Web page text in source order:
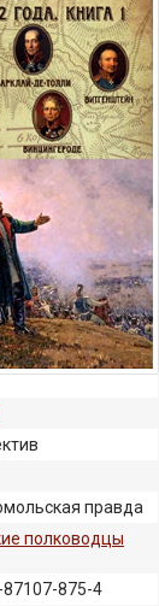
правда
полководцы
875-4